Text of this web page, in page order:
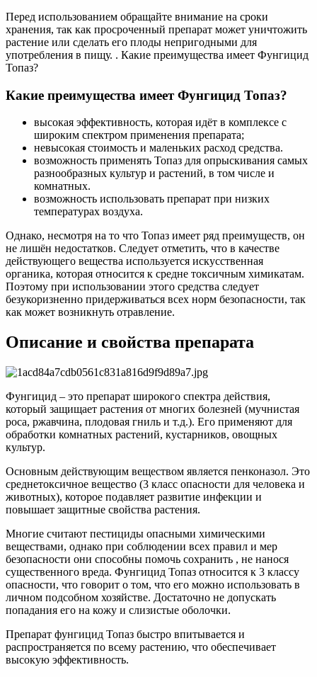
Перед использованием обращайте внимание на сроки
хранения, так как просроченный препарат может уничтожить
растение или сделать его плоды непригодными для
употребления в пищу. . Какие преимущества имеет Фунгицид
Топаз?
Какие преимущества имеет Фунгицид Топаз?
высокая эффективность, которая идёт в комплексе с
широким спектром применения препарата;
невысокая стоимость и маленьких расход средства.
возможность применять Топаз для опрыскивания самых
разнообразных культур и растений, в том числе и
комнатных.
возможность использовать препарат при низких
температурах воздуха.
Однако, несмотря на то что Топаз имеет ряд преимуществ, он
не лишён недостатков. Следует отметить, что в качестве
действующего вещества используется искусственная
органика, которая относится к средне токсичным химикатам.
Поэтому при использовании этого средства следует
безукоризненно придерживаться всех норм безопасности, так
как может возникнуть отравление.
Описание и свойства препарата
Фунгицид – это препарат широкого спектра действия,
который защищает растения от многих болезней (мучнистая
роса, ржавчина, плодовая гниль и т.д.). Его применяют для
обработки комнатных растений, кустарников, овощных
культур.
Основным действующим веществом является пенконазол. Это
среднетоксичное вещество (3 класс опасности для человека и
животных), которое подавляет развитие инфекции и
повышает защитные свойства растения.
Многие считают пестициды опасными химическими
веществами, однако при соблюдении всех правил и мер
безопасности они способны помочь сохранить , не нанося
существенного вреда. Фунгицид Топаз относится к 3 классу
опасности, что говорит о том, что его можно использовать в
личном подсобном хозяйстве. Достаточно не допускать
попадания его на кожу и слизистые оболочки.
Препарат фунгицид Топаз быстро впитывается и
распространяется по всему растению, что обеспечивает
высокую эффективность.